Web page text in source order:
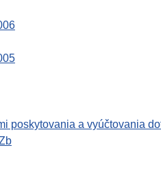
poskytovania a vyúčtovania